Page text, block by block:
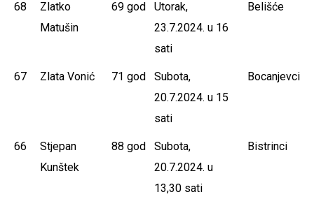
68
Zlatko
Matušin
69 god
Utorak,
23.7.2024. u 16
sati
Belišće
67 Zlata Vonić 71 god
Subota,
20.7.2024. u 15
sati
Bocanjevci
66
Stjepan
Kunštek
88 god
Subota,
20.7.2024. u
13,30 sati
Bistrinci